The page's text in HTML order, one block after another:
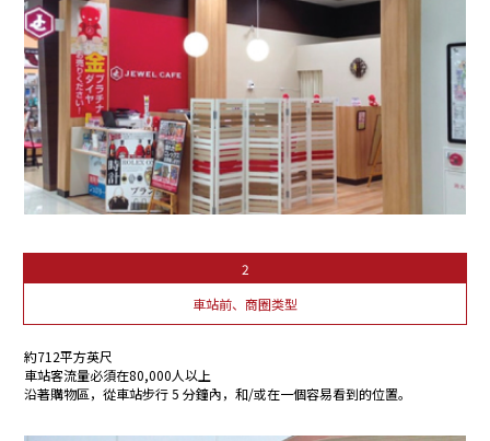
2
車站前、商圈类型
約712平方英尺
車站客流量必須在80,000人以上
沿著購物區，從車站步行 5 分鐘內，和/或在一個容易看到的位置。